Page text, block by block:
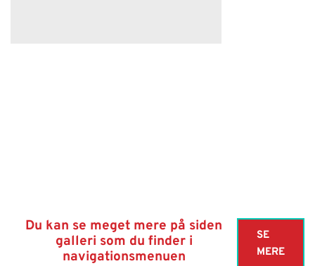
Du kan se meget mere på siden
galleri som du finder i
navigationsmenuen
SE
MERE